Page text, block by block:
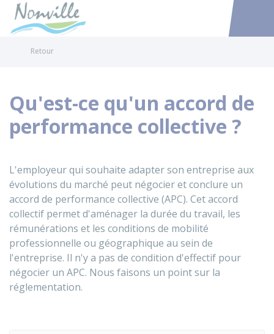
Accéder
Retour
Qu'est-ce qu'un accord de
performance collective ?
L'employeur qui souhaite adapter son entreprise aux
évolutions du marché peut négocier et conclure un
accord de performance collective (APC). Cet accord
collectif permet d'aménager la durée du travail, les
rémunérations et les conditions de mobilité
professionnelle ou géographique au sein de
l'entreprise. Il n'y a pas de condition d'effectif pour
négocier un APC. Nous faisons un point sur la
réglementation.